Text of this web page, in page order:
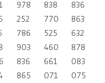
978 838
836
252 770
863
786 525
632
903 460
878
836 661
083
865 071
075